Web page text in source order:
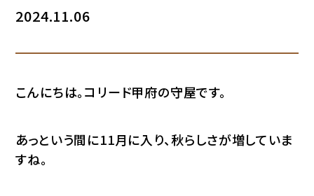
2024.11.06
こんにちは。コリード甲府の守屋です。
あっという間に11月に入り、秋らしさが増していま
すね。